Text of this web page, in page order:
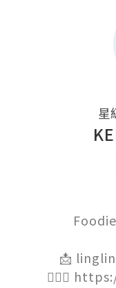
星
📩
🙋🏻‍♀️